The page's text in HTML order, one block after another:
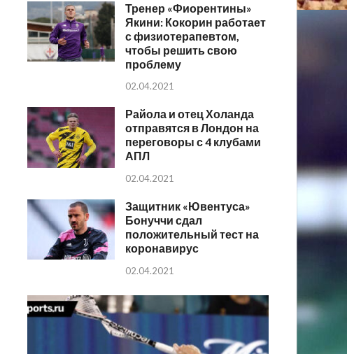
Тренер «Фиорентины»
Якини: Кокорин работает
с физиотерапевтом,
чтобы решить свою
проблему
02.04.2021
Райола и отец Холанда
отправятся в Лондон на
переговоры с 4 клубами
АПЛ
02.04.2021
Защитник «Ювентуса»
Бонуччи сдал
положительный тест на
коронавирус
02.04.2021